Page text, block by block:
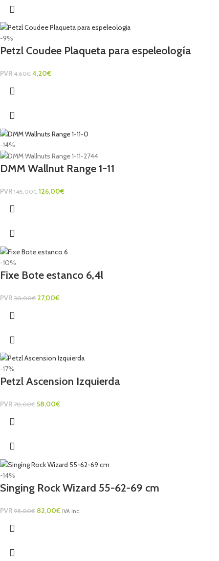
-9%
Petzl Coudee Plaqueta para espeleología
PVR 4,60€ 4,20€
-14%
DMM Wallnut Range 1-11
PVR 146,00€ 126,00€
-10%
Fixe Bote estanco 6,4l
PVR 30,00€ 27,00€
-17%
Petzl Ascension Izquierda
PVR 70,00€ 58,00€
-14%
Singing Rock Wizard 55-62-69 cm
PVR 95,00€ 82,00€ IVA Inc.